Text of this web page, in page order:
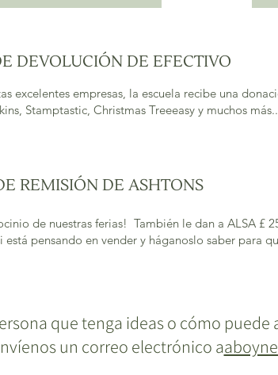
DEVOLUCIÓN DE EFECTIVO
excelentes empresas, la escuela recibe una
Stamptastic, Christmas Treeeasy y muchos
REMISIÓN DE ASHTONS
de nuestras ferias! También le dan a ALSA £
pensando en vender y háganoslo saber para
que tenga ideas o cómo
un correo electrónico a